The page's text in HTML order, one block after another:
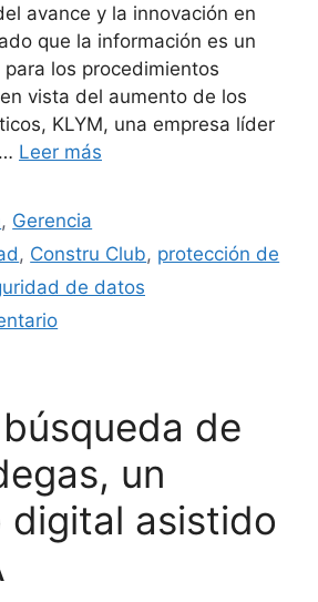
avance y la innovación en
que la información es un
los procedimientos
vista del aumento de los
KLYM, una empresa líder
Leer más
, Gerencia
, Constru Club, protección de
de datos
de
un
digital asistido